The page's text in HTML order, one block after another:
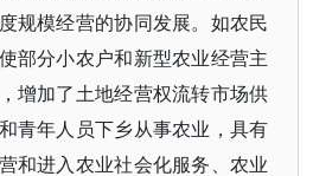
规模经营的协同发展。如农民
部分小农户和新型农业经营主
增加了土地经营权流转市场供
青年人员下乡从事农业，具有
和进入农业社会化服务、农业